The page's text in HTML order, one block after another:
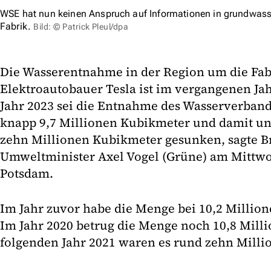
WSE hat nun keinen Anspruch auf Informationen in
Fabrik. Bild: © Patrick Pleul/dpa
Die Wasserentnahme in der Region um die
Elektroautobauer Tesla ist im vergangenen
Jahr 2023 sei die Entnahme des
knapp 9,7 Millionen Kubikmeter und damit
zehn Millionen Kubikmeter gesunken, sagte
Umweltminister Axel Vogel (Grüne) am
Potsdam.
Im Jahr zuvor habe die Menge bei 10,2
Im Jahr 2020 betrug die Menge noch 10,8
folgenden Jahr 2021 waren es rund zehn